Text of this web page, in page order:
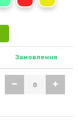
Замовлення